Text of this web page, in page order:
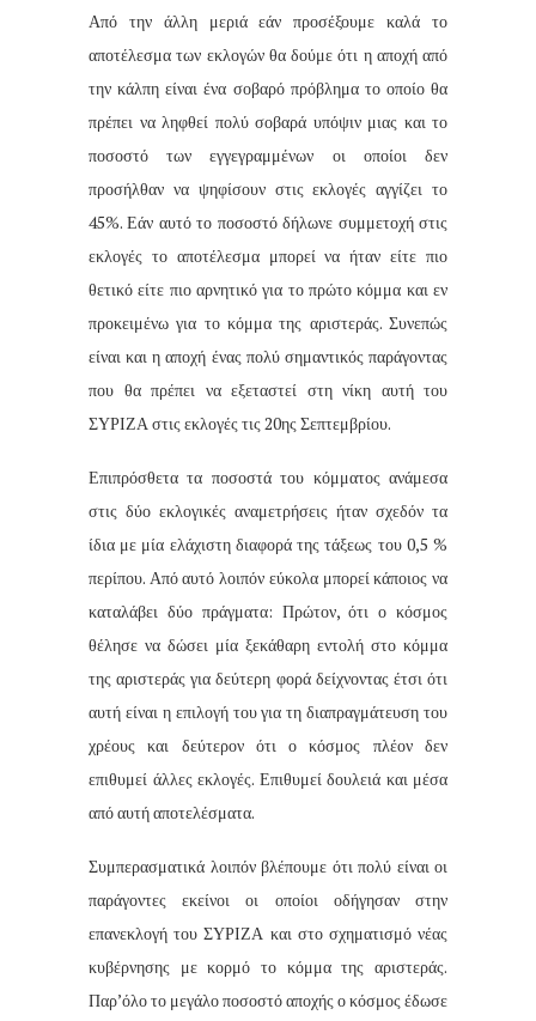
Από την άλλη μεριά εάν προσέξουμε καλά το
αποτέλεσμα των εκλογών θα δούμε ότι η αποχή από
την κάλπη είναι ένα σοβαρό πρόβλημα το οποίο θα
πρέπει να ληφθεί πολύ σοβαρά υπόψιν μιας και το
ποσοστό των εγγεγραμμένων οι οποίοι δεν
προσήλθαν να ψηφίσουν στις εκλογές αγγίζει το
45%. Εάν αυτό το ποσοστό δήλωνε συμμετοχή στις
εκλογές το αποτέλεσμα μπορεί να ήταν είτε πιο
θετικό είτε πιο αρνητικό για το πρώτο κόμμα και εν
προκειμένω για το κόμμα της αριστεράς. Συνεπώς
είναι και η αποχή ένας πολύ σημαντικός παράγοντας
που θα πρέπει να εξεταστεί στη νίκη αυτή του
ΣΥΡΙΖΑ στις εκλογές τις 20ης Σεπτεμβρίου.
Επιπρόσθετα τα ποσοστά του κόμματος ανάμεσα
στις δύο εκλογικές αναμετρήσεις ήταν σχεδόν τα
ίδια με μία ελάχιστη διαφορά της τάξεως του 0,5 %
περίπου. Από αυτό λοιπόν εύκολα μπορεί κάποιος να
καταλάβει δύο πράγματα: Πρώτον, ότι ο κόσμος
θέλησε να δώσει μία ξεκάθαρη εντολή στο κόμμα
της αριστεράς για δεύτερη φορά δείχνοντας έτσι ότι
αυτή είναι η επιλογή του για τη διαπραγμάτευση του
χρέους και δεύτερον ότι ο κόσμος πλέον δεν
επιθυμεί άλλες εκλογές. Επιθυμεί δουλειά και μέσα
από αυτή αποτελέσματα.
Συμπερασματικά λοιπόν βλέπουμε ότι πολύ είναι οι
παράγοντες εκείνοι οι οποίοι οδήγησαν στην
επανεκλογή του ΣΥΡΙΖΑ και στο σχηματισμό νέας
κυβέρνησης με κορμό το κόμμα της αριστεράς.
Παρ’όλο το μεγάλο ποσοστό αποχής ο κόσμος έδωσε